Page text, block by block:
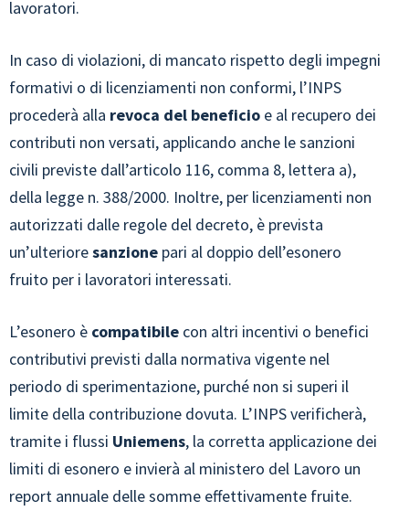
lavoratori.
In caso di violazioni, di mancato rispetto degli impegni
formativi o di licenziamenti non conformi, l’INPS
procederà alla revoca del beneficio e al recupero dei
contributi non versati, applicando anche le sanzioni
civili previste dall’articolo 116, comma 8, lettera a),
della legge n. 388/2000. Inoltre, per licenziamenti non
autorizzati dalle regole del decreto, è prevista
un’ulterioresanzione pari al doppio dell’esonero
fruito per i lavoratori interessati.
L’esonero è compatibile con altri incentivi o benefici
contributivi previsti dalla normativa vigente nel
periodo di sperimentazione, purché non si superi il
limite della contribuzione dovuta. L’INPS verificherà,
tramite i flussi Uniemens, la corretta applicazione dei
limiti di esonero e invierà al ministero del Lavoro un
report annuale delle somme effettivamente fruite.